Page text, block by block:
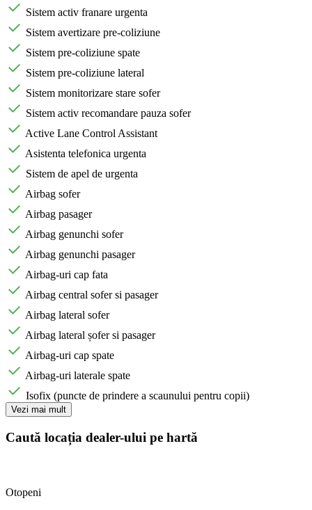
Sistem activ franare urgenta
Sistem avertizare pre-coliziune
Sistem pre-coliziune spate
Sistem pre-coliziune lateral
Sistem monitorizare stare sofer
Sistem activ recomandare pauza sofer
Active Lane Control Assistant
Asistenta telefonica urgenta
Sistem de apel de urgenta
Airbag sofer
Airbag pasager
Airbag genunchi sofer
Airbag genunchi pasager
Airbag-uri cap fata
Airbag central sofer si pasager
Airbag lateral sofer
Airbag lateral șofer si pasager
Airbag-uri cap spate
Airbag-uri laterale spate
Isofix (puncte de prindere a scaunului pentru copii)
Vezi mai mult
Caută locația dealer-ului pe hartă
Otopeni